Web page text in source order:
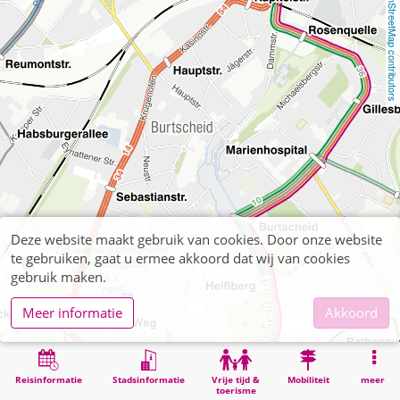
OpenStreetMap contributors
Reisinformatie Stadsinformatie
Vrije tijd &
toerisme
Mobiliteit meer
Deze website maakt gebruik van cookies. Door onze website
te gebruiken, gaat u ermee akkoord dat wij van cookies
gebruik maken.
Meer informatie
Akkoord